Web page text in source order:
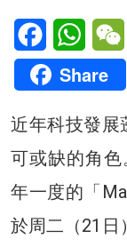
Facebook
Share
近年科技發展
可或缺的角
年一度的「
於周二（21日